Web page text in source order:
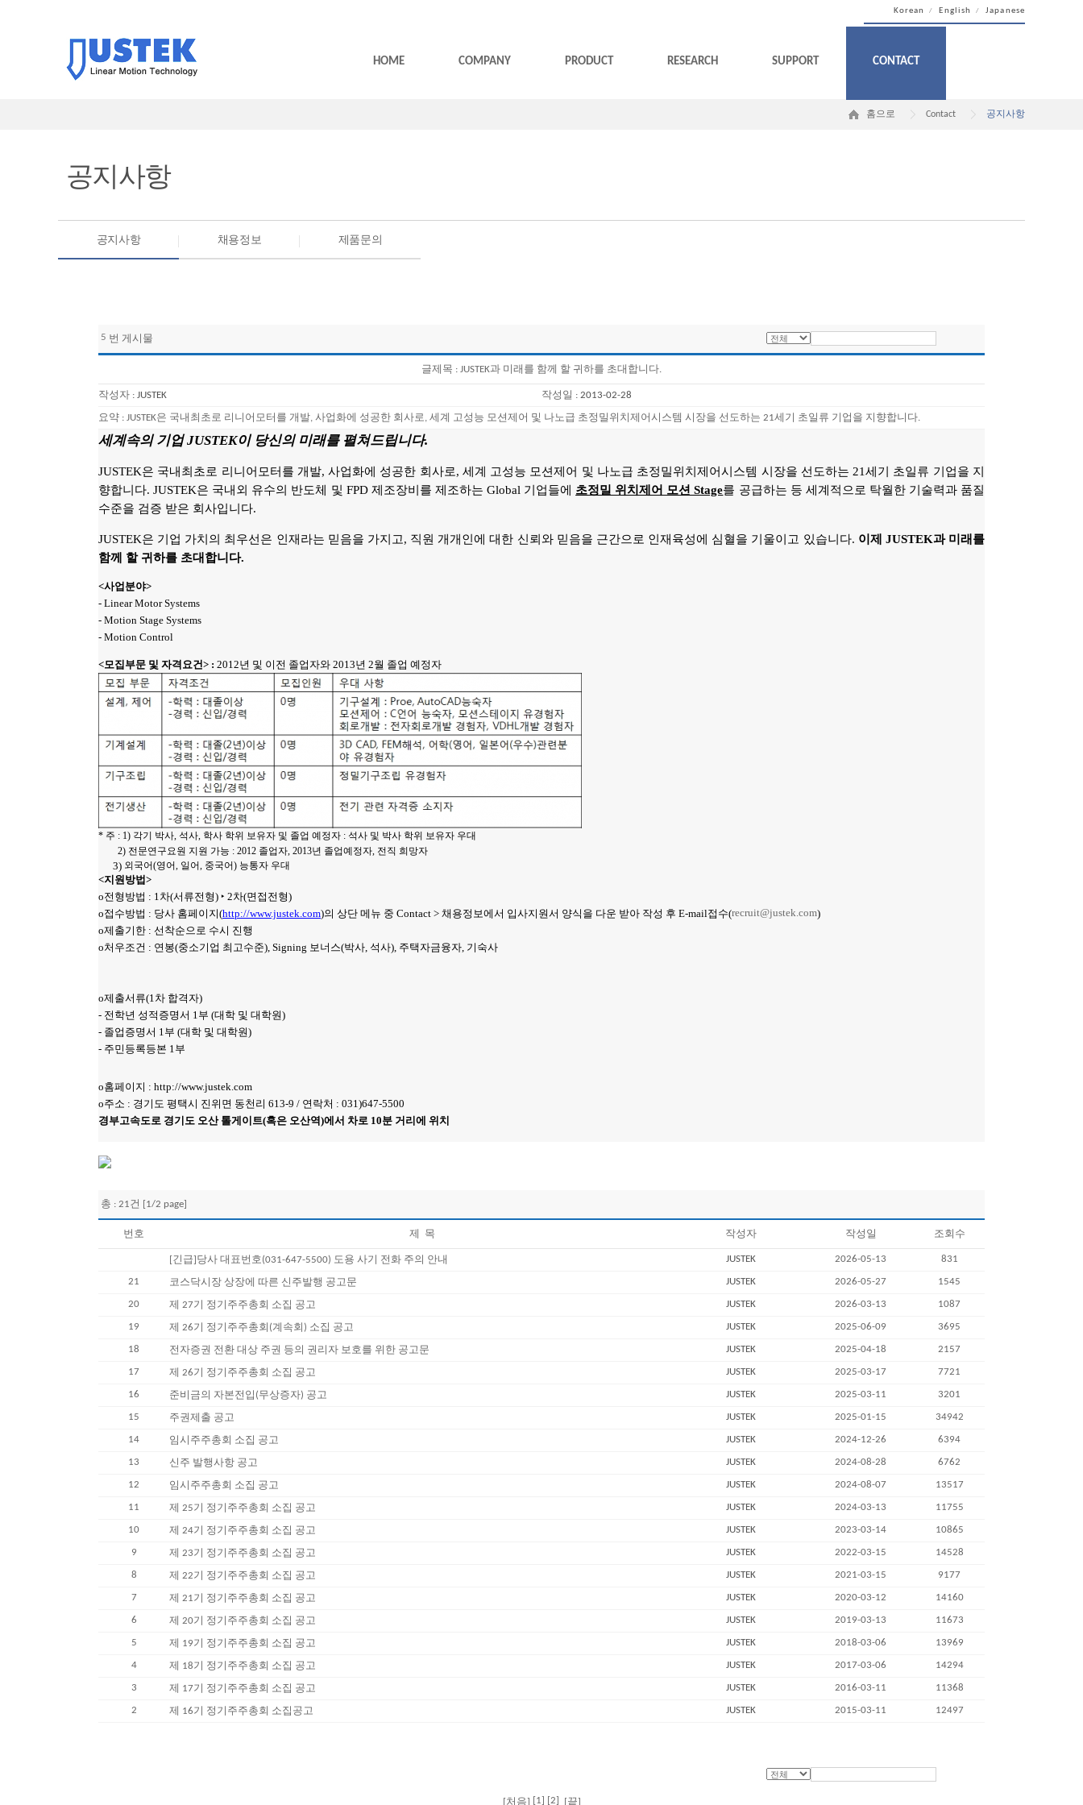
Korean / English / Japanese
HOME COMPANY PRODUCT RESEARCH SUPPORT CONTACT
홈으로 Contact 공지사항
공지사항
공지사항 채용정보 제품문의
5 번 게시물
글제목 : JUSTEK과 미래를 함께 할 귀하를 초대합니다.
작성자 : JUSTEK 작성일 : 2013-02-28
요약 : JUSTEK은 국내최초로 리니어모터를 개발, 사업화에 성공한 회사로, 세계 고성능 모션제어 및 나노급 초정밀위치제어시스템 시장을 선도하는 21세기 초일류 기업을 지향합니다.
세계속의 기업 JUSTEK이 당신의 미래를 펼쳐드립니다.
JUSTEK은 국내최초로 리니어모터를 개발, 사업화에 성공한 회사로, 세계 고성능 모션제어 및 나노급 초정밀위치제어시스템 시장을 선도하는 21세기 초일류 기업을 지
향합니다. JUSTEK은 국내외 유수의 반도체 및 FPD 제조장비를 제조하는 Global 기업들에 초정밀 위치제어 모션 Stage를 공급하는 등 세계적으로 탁월한 기술력과 품질
수준을 검증 받은 회사입니다.
JUSTEK은 기업 가치의 최우선은 인재라는 믿음을 가지고, 직원 개개인에 대한 신뢰와 믿음을 근간으로 인재육성에 심혈을 기울이고 있습니다. 이제 JUSTEK과 미래를
함께 할 귀하를 초대합니다.
<사업분야>
- Linear Motor Systems
- Motion Stage Systems
- Motion Control
<모집부문 및 자격요건> : 2012년 및 이전 졸업자와 2013년 2월 졸업 예정자
* 주 : 1) 각기 박사, 석사, 학사 학위 보유자 및 졸업 예정자 : 석사 및 박사 학위 보유자 우대
2) 전문연구요원 지원 가능 : 2012 졸업자, 2013년 졸업예정자, 전직 희망자
3) 외국어(영어, 일어, 중국어) 능통자 우대
<지원방법>
o전형방법 : 1차(서류전형) ‣ 2차(면접전형)
o접수방법 : 당사 홈페이지(http://www.justek.com)의 상단 메뉴 중 Contact > 채용정보에서 입사지원서 양식을 다운 받아 작성 후 E-mail접수(recruit@justek.com)
o제출기한 : 선착순으로 수시 진행
o처우조건 : 연봉(중소기업 최고수준), Signing 보너스(박사, 석사), 주택자금융자, 기숙사
o제출서류(1차 합격자)
- 전학년 성적증명서 1부 (대학 및 대학원)
- 졸업증명서 1부 (대학 및 대학원)
- 주민등록등본 1부
o홈페이지 : http://www.justek.com
o주소 : 경기도 평택시 진위면 동천리 613-9 / 연락처 : 031)647-5500
경부고속도로 경기도 오산 톨게이트(혹은 오산역)에서 차로 10분 거리에 위치
총 : 21건 [1/2 page]
번호 제 목 작성자 작성일 조회수
[긴급]당사 대표번호(031-647-5500) 도용 사기 전화 주의 안내 JUSTEK 2026-05-13 831
21 코스닥시장 상장에 따른 신주발행 공고문 JUSTEK 2026-05-27 1545
20 제 27기 정기주주총회 소집 공고 JUSTEK 2026-03-13 1087
19 제 26기 정기주주총회(계속회) 소집 공고 JUSTEK 2025-06-09 3695
18 전자증권 전환 대상 주권 등의 권리자 보호를 위한 공고문 JUSTEK 2025-04-18 2157
17 제 26기 정기주주총회 소집 공고 JUSTEK 2025-03-17 7721
16 준비금의 자본전입(무상증자) 공고 JUSTEK 2025-03-11 3201
15 주권제출 공고 JUSTEK 2025-01-15 34942
14 임시주주총회 소집 공고 JUSTEK 2024-12-26 6394
13 신주 발행사항 공고 JUSTEK 2024-08-28 6762
12 임시주주총회 소집 공고 JUSTEK 2024-08-07 13517
11 제 25기 정기주주총회 소집 공고 JUSTEK 2024-03-13 11755
10 제 24기 정기주주총회 소집 공고 JUSTEK 2023-03-14 10865
9 제 23기 정기주주총회 소집 공고 JUSTEK 2022-03-15 14528
8 제 22기 정기주주총회 소집 공고 JUSTEK 2021-03-15 9177
7 제 21기 정기주주총회 소집 공고 JUSTEK 2020-03-12 14160
6 제 20기 정기주주총회 소집 공고 JUSTEK 2019-03-13 11673
5 제 19기 정기주주총회 소집 공고 JUSTEK 2018-03-06 13969
4 제 18기 정기주주총회 소집 공고 JUSTEK 2017-03-06 14294
3 제 17기 정기주주총회 소집 공고 JUSTEK 2016-03-11 11368
2 제 16기 정기주주총회 소집공고 JUSTEK 2015-03-11 12497
[처음] [1] [2] [끝]